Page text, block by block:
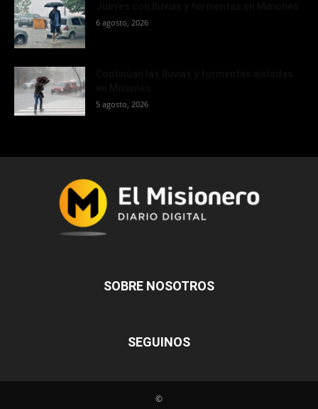
6 agosto, 2026
5 agosto, 2026
SOBRE NOSOTROS
SEGUINOS
©